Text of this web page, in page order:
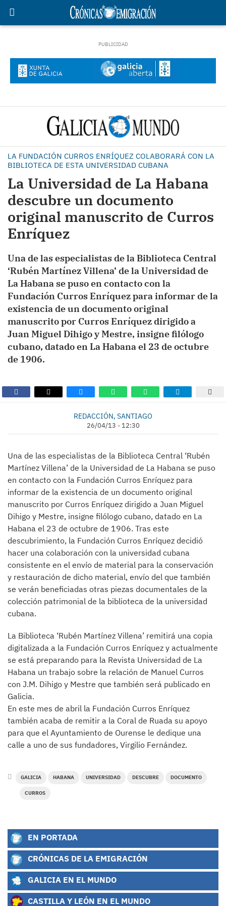
LA FUNDACIÓN CURROS ENRÍQUEZ COLABORARÁ CON LA
BIBLIOTECA DE ESTA UNIVERSIDAD CUBANA
La Universidad de La Habana
descubre un documento
original manuscrito de Curros
Enríquez
Una de las especialistas de la Biblioteca Central
‘Rubén Martínez Villena’ de la Universidad de
La Habana se puso en contacto con la
Fundación Curros Enríquez para informar de la
existencia de un documento original
manuscrito por Curros Enríquez dirigido a
Juan Miguel Dihigo y Mestre, insigne filólogo
cubano, datado en La Habana el 23 de octubre
de 1906.
REDACCIÓN, SANTIAGO
26/04/13 - 12:30
Una de las especialistas de la Biblioteca Central ‘Rubén
Martínez Villena’ de la Universidad de La Habana se puso
en contacto con la Fundación Curros Enríquez para
informar de la existencia de un documento original
manuscrito por Curros Enríquez dirigido a Juan Miguel
Dihigo y Mestre, insigne filólogo cubano, datado en La
Habana el 23 de octubre de 1906. Tras este
descubrimiento, la Fundación Curros Enríquez decidió
hacer una colaboración con la universidad cubana
consistente en el envío de material para la conservación
y restauración de dicho material, envío del que también
se verán beneficiadas otras piezas documentales de la
colección patrimonial de la biblioteca de la universidad
cubana.
La Biblioteca ‘Rubén Martínez Villena’ remitirá una copia
digitalizada a la Fundación Curros Enríquez y actualmente
se está preparando para la Revista Universidad de La
Habana un trabajo sobre la relación de Manuel Curros
con J.M. Dihigo y Mestre que también será publicado en
Galicia.
En este mes de abril la Fundación Curros Enríquez
también acaba de remitir a la Coral de Ruada su apoyo
para que el Ayuntamiento de Ourense le dedique una
calle a uno de sus fundadores, Virgilio Fernández.
GALICIA HABANA UNIVERSIDAD DESCUBRE DOCUMENTO
CURROS
EN PORTADA
CRÓNICAS DE LA EMIGRACIÓN
GALICIA EN EL MUNDO
CASTILLA Y LEÓN EN EL MUNDO